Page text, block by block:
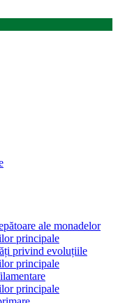
ale monadelor
principale
privind evoluțiile
principale
principale